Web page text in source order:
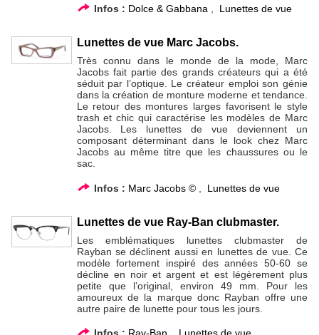
Infos : Dolce & Gabbana, Lunettes de vue
Lunettes de vue Marc Jacobs.
Très connu dans le monde de la mode, Marc
Jacobs fait partie des grands créateurs qui a été
séduit par l’optique. Le créateur emploi son génie
dans la création de monture moderne et tendance.
Le retour des montures larges favorisent le style
trash et chic qui caractérise les modèles de Marc
Jacobs. Les lunettes de vue deviennent un
composant déterminant dans le look chez Marc
Jacobs au même titre que les chaussures ou le
sac.
Infos : Marc Jacobs ©, Lunettes de vue
Lunettes de vue Ray-Ban clubmaster.
Les emblématiques lunettes clubmaster de
Rayban se déclinent aussi en lunettes de vue. Ce
modèle fortement inspiré des années 50-60 se
décline en noir et argent et est légèrement plus
petite que l’original, environ 49 mm. Pour les
amoureux de la marque donc Rayban offre une
autre paire de lunette pour tous les jours.